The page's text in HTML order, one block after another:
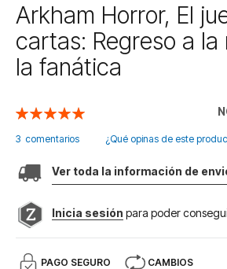
Saltar
al
comienzo
la
imágenes
Arkham Horror, El
cartas: Regreso a
la fanática
Valoración:
3 comentarios ¿Qué opinas de este
Ver toda la información de
Inicia sesión para poder
PAGO SEGURO CAMBIOS